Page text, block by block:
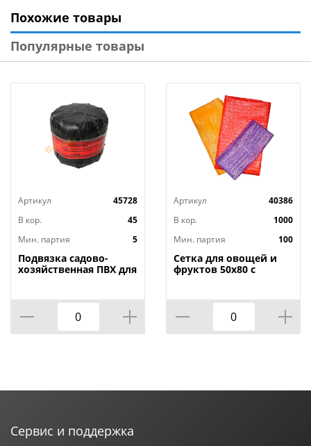
Похожие товары
Популярные товары
Артикул
45728
В кор.
45
Мин. партия
5
Подвязка садово-
хозяйственная ПВХ для
Артикул
40386
В кор.
1000
Мин. партия
100
Сетка для овощей и
фруктов 50х80 с
Сервис и поддержка